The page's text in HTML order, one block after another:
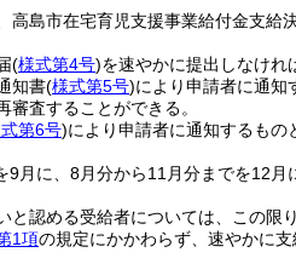
高島市在宅育児支援事業給付金支給
(様式第4号)を速やかに提出しなけれ
知書(様式第5号)により申請者に通知
査することができる。
第6号)により申請者に通知するもの
9月に、8月分から11月分までを12月
認める受給者については、この限り
1項の規定にかかわらず、速やかに